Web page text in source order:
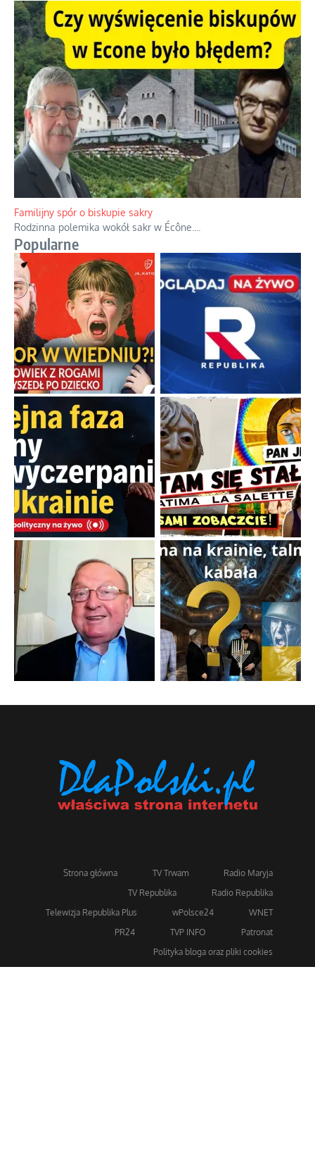
Familijny spór o biskupie sakry
Rodzinna polemika wokół sakr w Écône.
Popularne
Strona główna TV Trwam
Radio Maryja
TV Republika
Radio Republika
Telewizja Republika Plus
wPolsce24
WNET
PR24
TVP INFO
Patronat
Polityka bloga oraz pliki cookies